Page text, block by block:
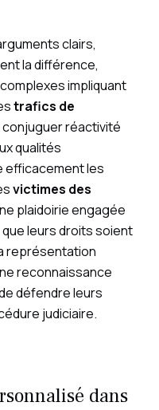
clairs,
la différence,
impliquant
trafics de
conjuguer réactivité
qualités
efficacement les
victimes des
plaidoirie engagée
leurs droits soient
représentation
reconnaissance
défendre leurs
judiciaire.
dans